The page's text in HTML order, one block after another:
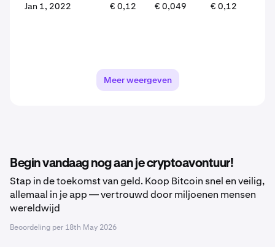
Jan 1, 2022 € 0,12 € 0,049 € 0,12
Meer weergeven
Begin vandaag nog aan je cryptoavontuur!
Stap in de toekomst van geld. Koop Bitcoin snel en veilig,
allemaal in je app — vertrouwd door miljoenen mensen
wereldwijd
Beoordeling per 18th May 2026